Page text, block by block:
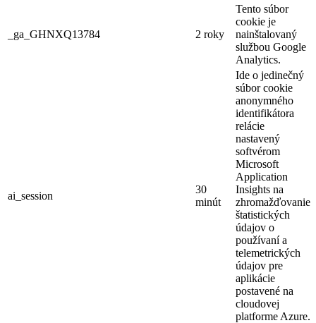
_ga_GHNXQ13784 2 roky
Tento súbor
cookie je
nainštalovaný
službou Google
Analytics.
ai_session
30
minút
Ide o jedinečný
súbor cookie
anonymného
identifikátora
relácie
nastavený
softvérom
Microsoft
Application
Insights na
zhromažďovanie
štatistických
údajov o
používaní a
telemetrických
údajov pre
aplikácie
postavené na
cloudovej
platforme Azure.